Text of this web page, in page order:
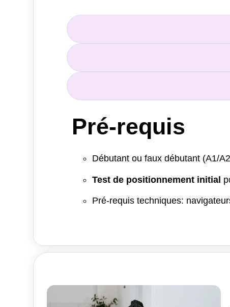
Pré-requis
Débutant ou faux débutant (A1/
Test de positionnement initial
Pré-requis techniques: